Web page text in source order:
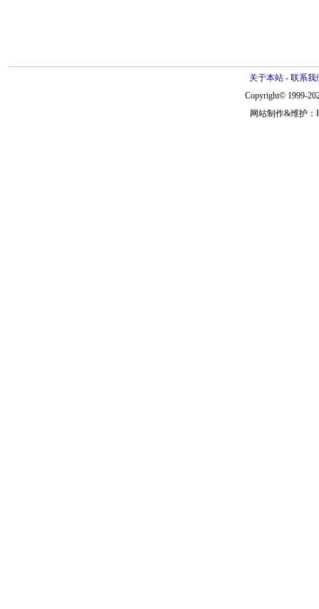
关于本站 - 联系我
Copyright© 1999-
网站制作&维护